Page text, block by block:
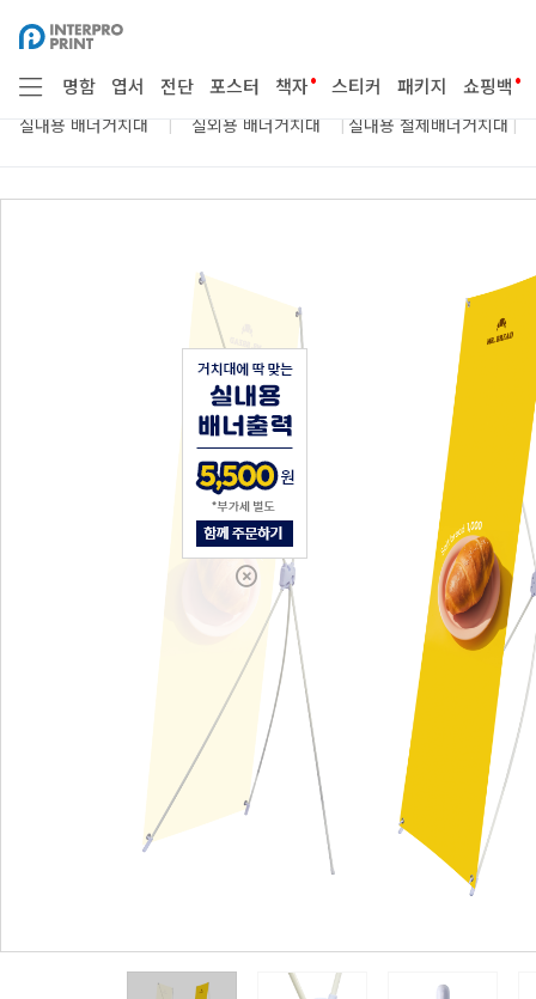
명함 엽서 전단 포스터 책자• 스티커 패키지 쇼핑백•
점착용품
실내용 배너거치대 | 실외용 배너거치대 | 실내용 철제배너거치대 |